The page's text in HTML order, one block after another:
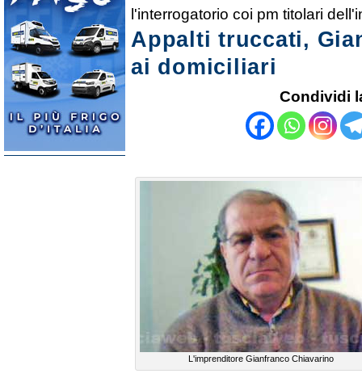
l'interrogatorio coi pm titolari
Appalti truccati,
ai domiciliari
Condividi
L'imprenditore Gianfranco Chiavarino